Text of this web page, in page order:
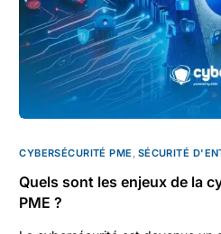
CYBERSÉCURITÉ PME , SÉCURITÉ
Quels sont les enjeux de la
PME ?